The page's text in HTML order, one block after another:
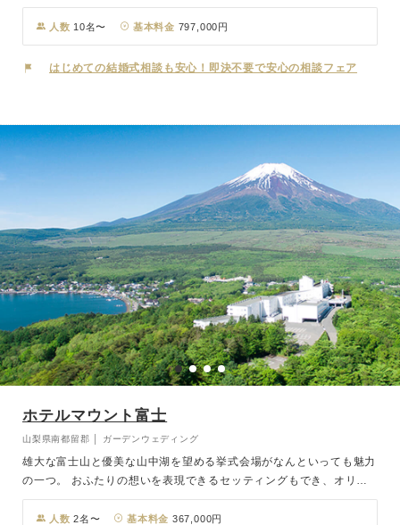
ート」での開放感に満ち溢れたウッドデッキテラスウエディング。
最大18名様のご宿泊付きのこのプランは、何といってもホテル一棟
を貸し切れるのが魅力。 大切なゲスト様との特別で楽しい1泊2日を
過ごせること間違いありません。 雨が降っても施設内で対応可能な
人数 10名〜 基本料金 797,000円
はじめての結婚式相談も安心！即決不要で安心の相談フェア
ホテルマウント富士
山梨県南都留郡 │ ガーデンウェディング
雄大な富士山と優美な山中湖を望める挙式会場がなんといっても魅力
の一つ。 おふたりの想いを表現できるセッティングもでき、オリジ
ナルのセレモニーが実現。 １日１組様限定ですので、ご家族やゲス
トとゆったりとお過ごしいただけます。 お打合せは電話やメールで
人数 2名〜 基本料金 367,000円